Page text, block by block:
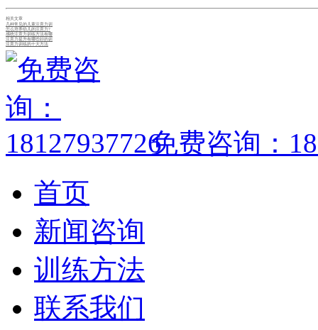
相关文章
几种常见的儿童注意力训
怎么培养幼儿的注意力?
感统注意力训练方法有哪
注意力提升有哪些好的训
注意力训练的十大方法
免费咨询：
首页
新闻咨询
训练方法
联系我们